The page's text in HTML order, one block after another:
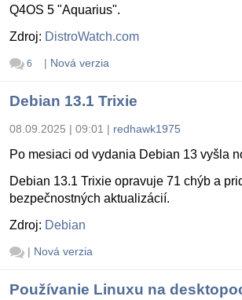
Q4OS 5 "Aquarius".
Zdroj: DistroWatch.com
6 | Nová verzia
Debian 13.1 Trixie
08.09.2025 | 09:01 | redhawk1975
Po mesiaci od vydania Debian 13 vyšla
Debian 13.1 Trixie opravuje 71 chýb a
bezpečnostných aktualizácií.
Zdroj: Debian
| Nová verzia
Používanie Linuxu na